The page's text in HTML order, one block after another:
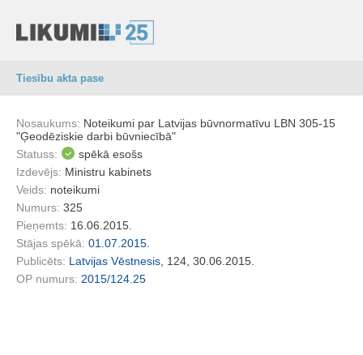
Tiesību akta pase
Nosaukums: Noteikumi par Latvijas būvnormatīvu LBN 305-15
"Ģeodēziskie darbi būvniecībā"
Statuss:
spēkā esošs
Izdevējs: Ministru kabinets
Veids: noteikumi
Numurs: 325
Pieņemts: 16.06.2015.
Stājas spēkā: 01.07.2015.
Publicēts: Latvijas Vēstnesis , 124, 30.06.2015.
OP numurs: 2015/124.25